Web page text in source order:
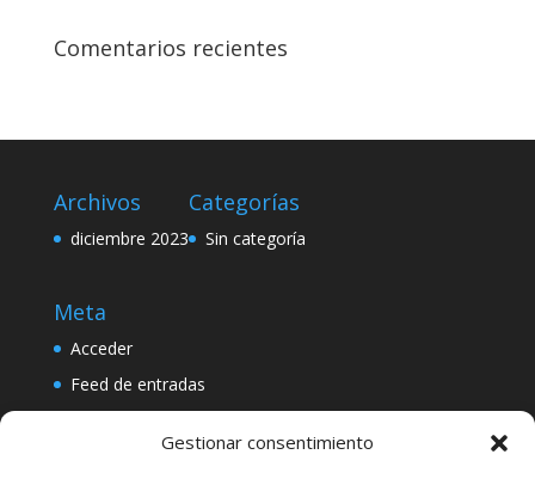
Gestionar consentimiento
Comentarios recientes
Archivos
diciembre 2023
Categorías
Sin categoría
Meta
Acceder
Feed de entradas
WordPress.org